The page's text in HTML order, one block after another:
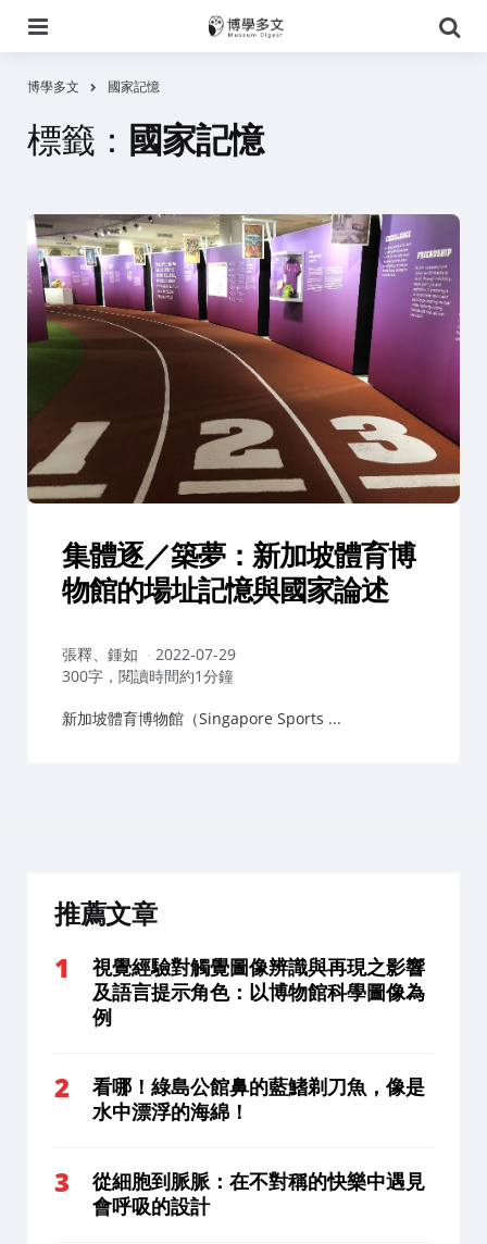
尋
博學多文 國家記憶
標籤： 國家記憶
集體逐／築夢：新加坡體育博
物館的場址記憶與國家論述
作
者：
張釋、鍾如
2022-07-29
300字，閱讀時間約1分鐘
新加坡體育博物館（Singapore Sports ...
推薦文章
視覺經驗對觸覺圖像辨識與再現之影響
及語言提示角色：以博物館科學圖像為
例
看哪！綠島公館鼻的藍鰭剃刀魚，像是
水中漂浮的海綿！
從細胞到脈脈：在不對稱的快樂中遇見
會呼吸的設計